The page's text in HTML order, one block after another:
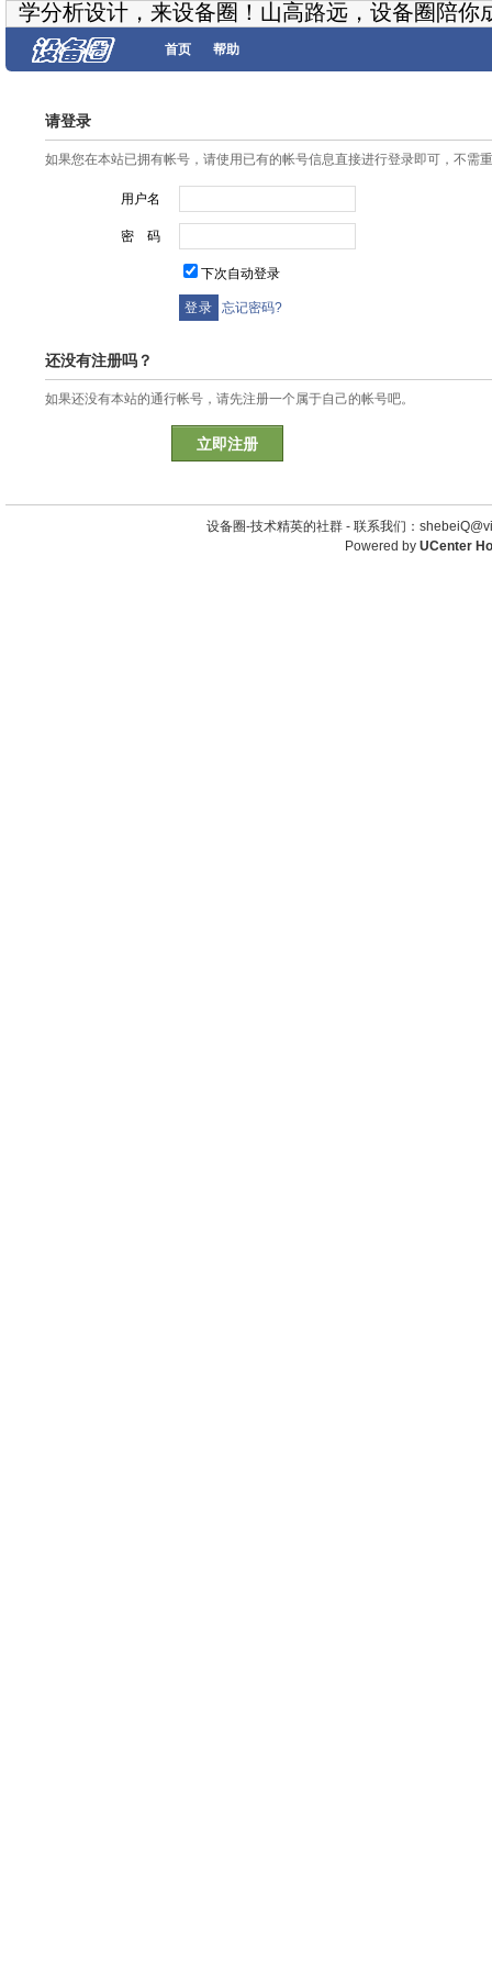
学分析设计，来设备圈！山高路远，设备圈陪你
首页 帮助
请登录
如果您在本站已拥有帐号，请使用已有的帐号信息直接进行登录即可，不需
用户名
密 码
下次自动登录
忘记密码?
还没有注册吗？
如果还没有本站的通行帐号，请先注册一个属于自己的帐号吧。
立即注册
设备圈-技术精英的社群 - 联系我们：
Powered by UCenter